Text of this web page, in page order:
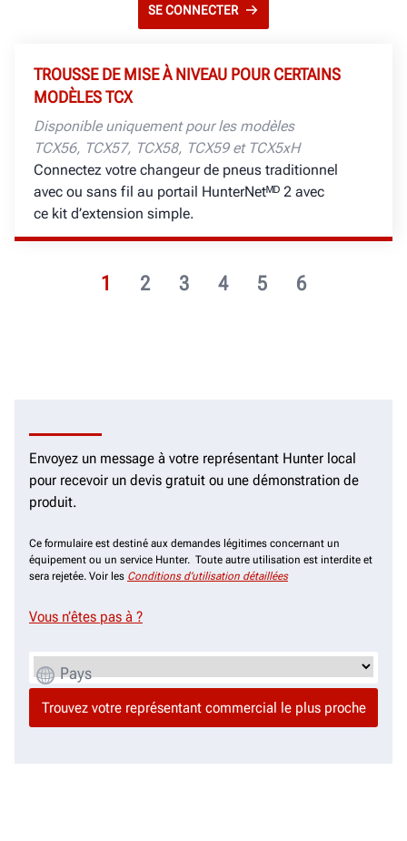
SE CONNECTER
1 2 3 4 5 6
TROUSSE DE MISE À NIVEAU POUR CERTAINS
MODÈLES TCX
Disponible uniquement pour les modèles
TCX56, TCX57, TCX58, TCX59 et TCX5xH
Connectez votre changeur de pneus traditionnel
avec ou sans fil au portail HunterNetᴹᴰ 2 avec
ce kit d’extension simple.
Envoyez un message à votre représentant Hunter local
pour recevoir un devis gratuit ou une démonstration de
produit.
Ce formulaire est destiné aux demandes légitimes concernant un
équipement ou un service Hunter. Toute autre utilisation est interdite et
sera rejetée. Voir les Conditions d’utilisation détaillées
Vous n’êtes pas à ?
Pays